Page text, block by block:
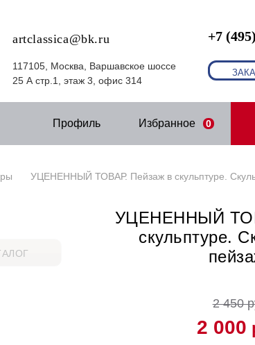
artclassica@bk.ru
117105, Москва, Варшавское шоссе
25 А стр.1, этаж 3, офис 314
+7
Профиль Избранное 0
УЦЕНЕННЫЙ ТОВАР. Пейзаж в скульптуре.
УЦЕНЕННЫЙ
скульптуре.
2 450
2 000